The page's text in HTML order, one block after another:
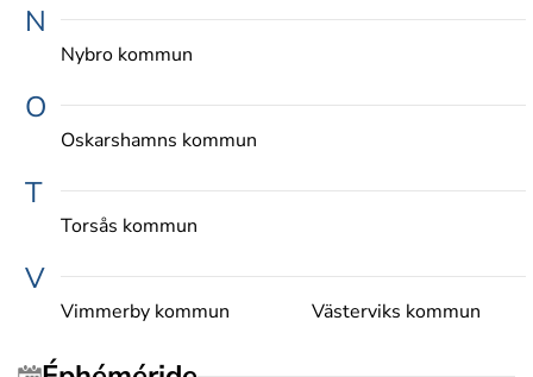
N
Nybro kommun
O
Oskarshamns kommun
T
Torsås kommun
V
Vimmerby kommun Västerviks kommun